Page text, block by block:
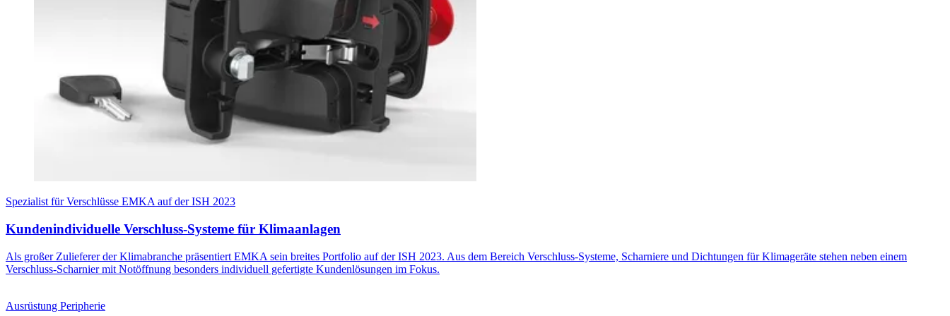
Spezialist für Verschlüsse EMKA auf der ISH 2023
Kundenindividuelle Verschluss-Systeme für Klimaanlagen
Als großer Zulieferer der Klimabranche präsentiert EMKA sein breites Portfolio auf der ISH 2023. Aus dem Bereich Verschluss-Systeme, Scharniere und Dichtungen für Klimageräte stehen neben einem
Verschluss-Scharnier mit Notöffnung besonders individuell gefertigte Kundenlösungen im Fokus.
Ausrüstung Peripherie